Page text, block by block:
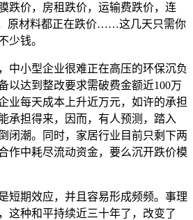
跌价，房租跌价，运输费跌价，连
原材料都正在跌价……这几天只需你
少钱。
小型企业很难正在高压的环保沉负
以达到整改要求需破费金额近100万
业每天成本上升近万元，如许的承担
承担得来，因而，有人预测，踏入
闭潮。同时，家居行业目前只剩下两
作中耗尽流动资金，要么沉开跌价模
期效应，并且容易形成频频。事理
这种和平持续近三十年了，改变了